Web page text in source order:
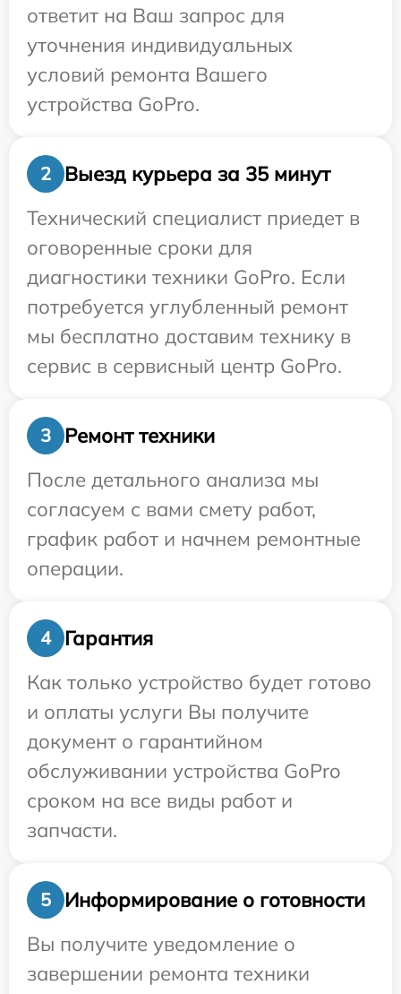
ответит на Ваш запрос для
уточнения индивидуальных
условий ремонта Вашего
устройства GoPro.
2
Выезд курьера за 35 минут
Технический специалист приедет в
оговоренные сроки для
диагностики техники GoPro. Если
потребуется углубленный ремонт
мы бесплатно доставим технику в
сервис в сервисный центр GoPro.
3
Ремонт техники
После детального анализа мы
согласуем с вами смету работ,
график работ и начнем ремонтные
операции.
4
Гарантия
Как только устройство будет готово
и оплаты услуги Вы получите
документ о гарантийном
обслуживании устройства GoPro
сроком на все виды работ и
запчасти.
5
Информирование о готовности
Вы получите уведомление о
завершении ремонта техники